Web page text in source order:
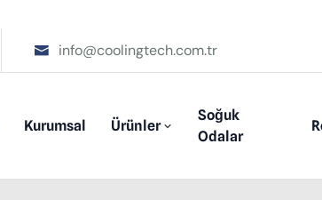
info@coolingtech.com.tr
Kurumsal Ürünler
Soğuk
Odalar